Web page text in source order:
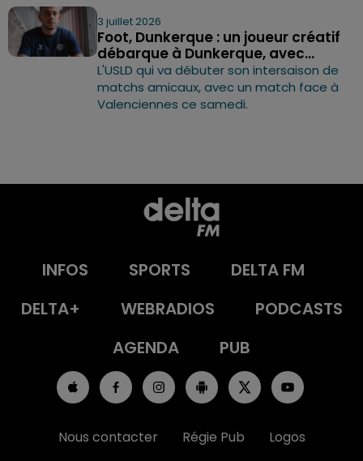
3 juillet 2026
Foot, Dunkerque : un joueur créatif
débarque à Dunkerque, avec...
L'USLD qui va débuter son intersaison de
matchs amicaux, avec un match face à
Valenciennes ce samedi.
INFOS SPORTS
DELTA FM
DELTA+
WEBRADIOS
PODCASTS
AGENDA
PUB
Nous contacter Régie Pub Logos